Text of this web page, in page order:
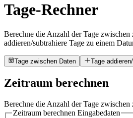
Tage-Rechner
Berechne die Anzahl der Tage
addieren/subtrahiere Tage zu einem
Tage zwischen Daten Tage
Zeitraum berechnen
Berechne die Anzahl der Tage zwischen
Zeitraum berechnen Eingabedaten